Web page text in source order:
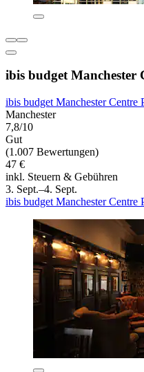
ibis budget Manchester
ibis budget Manchester Centre
Manchester
7,8/10
Gut
(1.007 Bewertungen)
47 €
inkl. Steuern & Gebühren
3. Sept.–4. Sept.
ibis budget Manchester Centre